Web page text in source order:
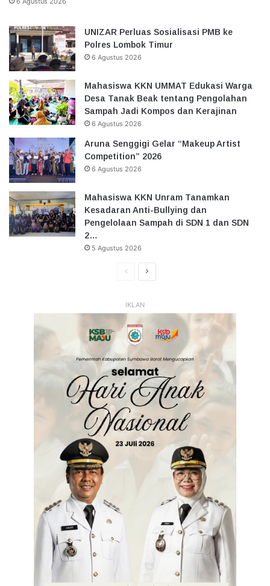
UNIZAR Perluas Sosialisasi PMB ke
Polres Lombok Timur
6 Agustus 2026
Mahasiswa KKN UMMAT Edukasi Warga
Desa Tanak Beak tentang Pengolahan
Sampah Jadi Kompos dan Kerajinan
6 Agustus 2026
Aruna Senggigi Gelar “Makeup Artist
Competition” 2026
6 Agustus 2026
Mahasiswa KKN Unram Tanamkan
Kesadaran Anti-Bullying dan
Pengelolaan Sampah di SDN 1 dan SDN
2…
5 Agustus 2026
HalamanHalaman
IKLAN